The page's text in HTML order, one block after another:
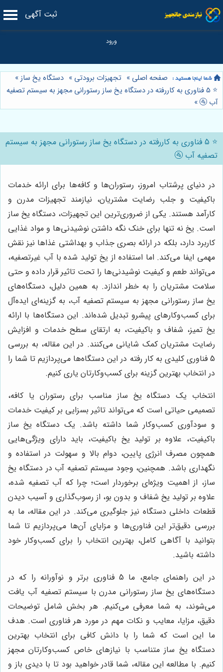
ثبت آگهی
صفحه اصلی » تجهیزات برودتی » دستگاه یخ ساز»
⭐️ 5 فناوری به کاررفته در دستگاه یخ ساز رستورانی مجهز به سیستم تصفیه
آب 🚰»
⭐️ 5 فناوری به کاررفته در دستگاه یخ ساز رستورانی مجهز به سیستم
تصفیه آب 🚰
در دنیای پرشتاب امروز، رستوران‌ها و کافه‌ها برای ارائه خدمات
باکیفیت و جلب رضایت مشتریان، نیازمند تجهیزات مدرن و
کارآمد هستند. یکی از ضروری‌ترین این تجهیزات، دستگاه یخ ساز
است. یخ نه تنها برای خنک نگه داشتن نوشیدنی‌ها و مواد غذایی
کاربرد دارد، بلکه در ارائه بصری جذاب و بهداشتی غذاها نیز نقش
مهمی ایفا می‌کند. اما استفاده از یخ تولید شده با آب غیرتصفیه،
می‌تواند طعم و کیفیت نوشیدنی‌ها را تحت تاثیر قرار داده و حتی
سلامت مشتریان را به خطر اندازد. به همین دلیل، دستگاه‌های
یخ ساز رستورانی مجهز به سیستم تصفیه آب، به گزینه‌ای ایده‌آل
برای کسب‌وکارهای پیشرو تبدیل شده‌اند. این دستگاه‌ها با ارائه
یخ تمیز، شفاف و باکیفیت، به ارتقای سطح خدمات و افزایش
رضایت مشتریان کمک شایانی می‌کنند. در این مقاله، به بررسی
5 فناوری کلیدی به کار رفته در این دستگاه‌ها می‌پردازیم تا شما را
در انتخاب بهترین گزینه برای کسب‌وکارتان یاری کنیم.
انتخاب یک دستگاه یخ ساز مناسب برای رستوران یا کافه،
تصمیمی حیاتی است که می‌تواند تاثیر بسزایی بر کیفیت خدمات
و سودآوری کسب‌وکار شما داشته باشد. یک دستگاه یخ ساز
باکیفیت، علاوه بر تولید یخ باکیفیت، باید دارای ویژگی‌هایی
همچون مصرف انرژی پایین، دوام بالا و سهولت در استفاده و
نگهداری باشد. همچنین، وجود سیستم تصفیه آب در دستگاه یخ
ساز، از اهمیت ویژه‌ای برخوردار است؛ چرا که آب تصفیه شده،
علاوه بر تولید یخ شفاف و بدون بو، از رسوب‌گذاری و آسیب دیدن
قطعات داخلی دستگاه نیز جلوگیری می‌کند. در این مقاله، ما به
بررسی دقیق‌تر این فناوری‌ها و مزایای آن‌ها می‌پردازیم تا شما
بتوانید با آگاهی کامل، بهترین انتخاب را برای کسب‌وکار خود
داشته باشید.
در این راهنمای جامع، ما 5 فناوری برتر و نوآورانه را که در
دستگاه‌های یخ ساز رستورانی مدرن با سیستم تصفیه آب یافت
می‌شوند، به شما معرفی می‌کنیم. هر بخش شامل توضیحات
دقیق، مزایا، معایب و نکات مهم در مورد هر فناوری است. هدف
ما این است که شما را با دانش کافی برای انتخاب بهترین
دستگاه یخ ساز متناسب با نیازهای خاص کسب‌وکارتان مجهز
کنیم. با مطالعه این مقاله، شما قادر خواهید بود تا با دیدی باز و